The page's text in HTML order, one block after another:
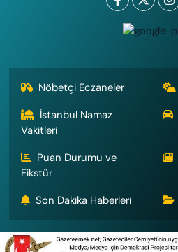
Nöbetçi Eczaneler
İstanbul Namaz
Vakitleri
Puan Durumu ve
Fikstür
Son Dakika Haberleri